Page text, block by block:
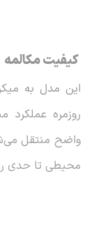
کیفیت مکالمه
این مدل به
روزمره
واضح منتقل
محیطی تا حدی